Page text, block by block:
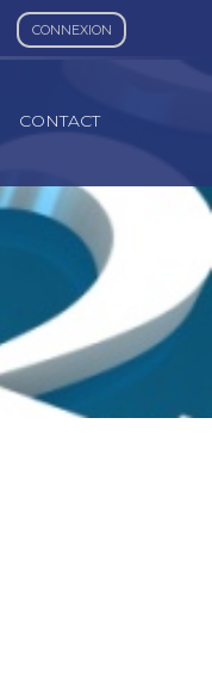
CONNEXION
CONTACT